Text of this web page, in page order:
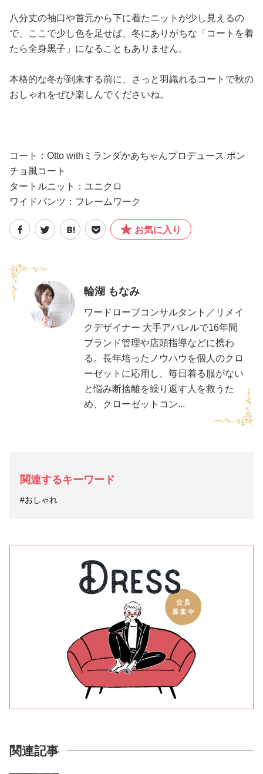
八分丈の袖口や首元から下に着たニットが少し見えるの
で、ここで少し色を足せば、冬にありがちな「コートを着
たら全身黒子」になることもありません。
本格的な冬が到来する前に、さっと羽織れるコートで秋の
おしゃれをぜひ楽しんでくださいね。
コート：Otto withミランダかあちゃんプロデュース ポン
チョ風コート
タートルニット：ユニクロ
ワイドパンツ：フレームワーク
お気に入り
輪湖 もなみ
ワードローブコンサルタント／リメイ
クデザイナー 大手アパレルで16年間
ブランド管理や店頭指導などに携わ
る。長年培ったノウハウを個人のクロ
ーゼットに応用し、毎日着る服がない
と悩み断捨離を繰り返す人を救うた
め、クローゼットコン...
関連するキーワード
#おしゃれ
関連記事